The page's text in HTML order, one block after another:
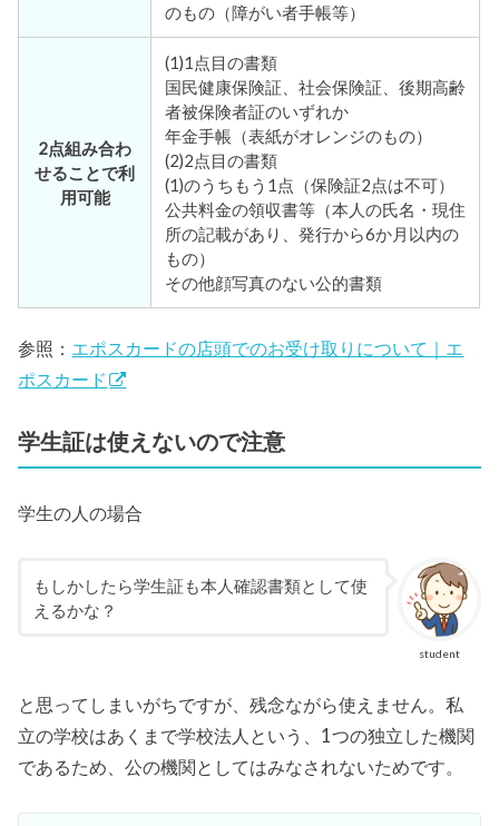
のもの（障がい者手帳等）
2点組み合わ
せることで利
用可能
(1)1点目の書類
国民健康保険証、社会保険証、後期高齢
者被保険者証のいずれか
年金手帳（表紙がオレンジのもの）
(2)2点目の書類
(1)のうちもう1点（保険証2点は不可）
公共料金の領収書等（本人の氏名・現住
所の記載があり、発行から6か月以内の
もの）
その他顔写真のない公的書類
参照： エポスカードの店頭でのお受け取りについて｜エ
ポスカード
学生証は使えないので注意
学生の人の場合
student
もしかしたら学生証も本人確認書類として使
えるかな？
と思ってしまいがちですが、残念ながら使えません。私
立の学校はあくまで学校法人という、1つの独立した機関
であるため、公の機関としてはみなされないためです。